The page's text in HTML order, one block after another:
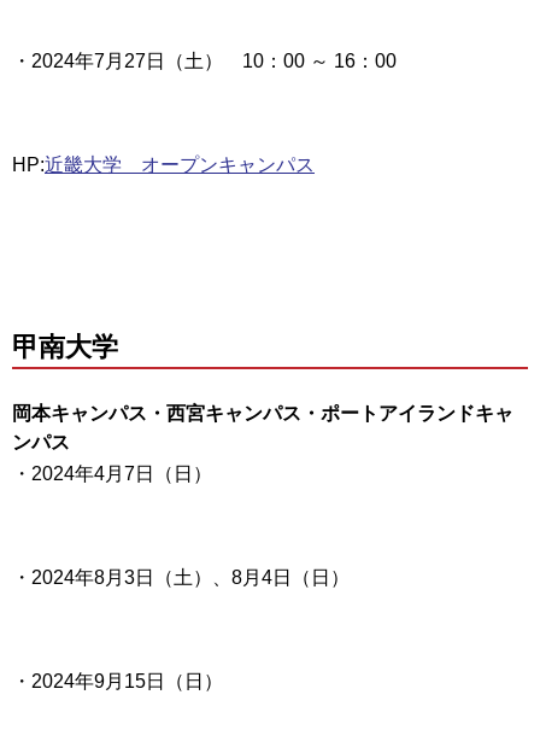
・ 2024年7月27日（土） 10：00 ～ 16：00
HP:近畿大学 オープンキャンパス
甲南大学
岡本キャンパス・西宮キャンパス・ポートアイランドキャ
ンパス
・2024年4月7日（日）
・2024年8月3日（土）、8月4日（日）
・2024年9月15日（日）